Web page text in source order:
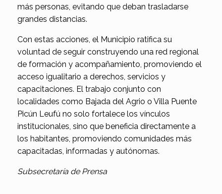
más personas, evitando que deban trasladarse
grandes distancias.
Con estas acciones, el Municipio ratifica su
voluntad de seguir construyendo una red regional
de formación y acompañamiento, promoviendo el
acceso igualitario a derechos, servicios y
capacitaciones. El trabajo conjunto con
localidades como Bajada del Agrio o Villa Puente
Picún Leufú no solo fortalece los vínculos
institucionales, sino que beneficia directamente a
los habitantes, promoviendo comunidades más
capacitadas, informadas y autónomas.
Subsecretaría de Prensa